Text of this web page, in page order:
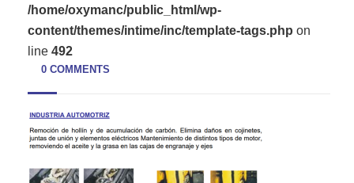
/home/oxymanc/public_html/wp-
content/themes/intime/inc/template-tags.php on
line 492
0 COMMENTS